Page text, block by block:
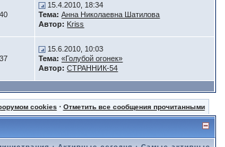
40
15.4.2010, 18:34
Тема: Анна Николаевна Шатилова
Автор: Kriss
37
15.6.2010, 10:03
Тема: «Голубой огонек»
Автор: СТРАННИК-54
cookies · Отметить все сообщения прочитанными